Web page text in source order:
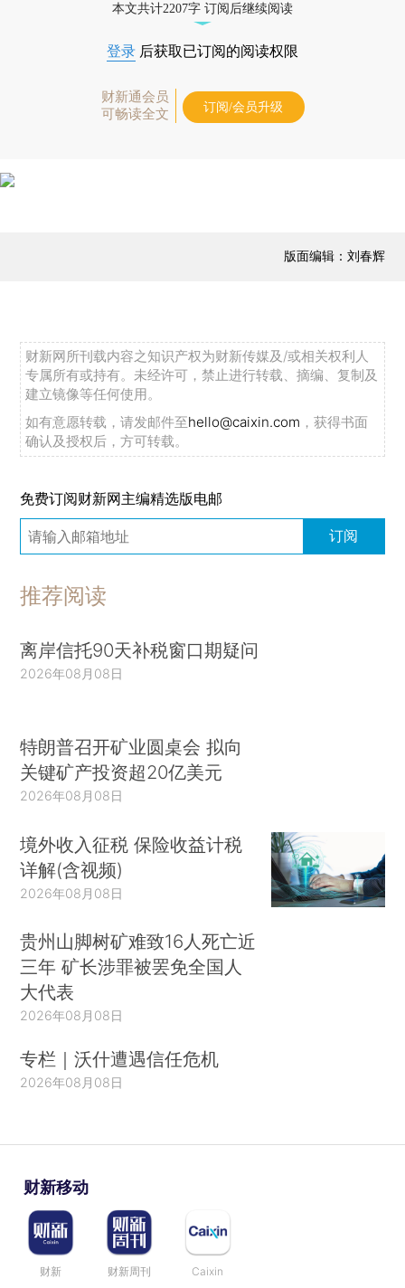
本文共计2207字 订阅后继续阅读
登录 后获取已订阅的阅读权限
财新通会员
可畅读全文
订阅/会员升级
版面编辑：刘春辉
财新网所刊载内容之知识产权为财新传媒及/或相关权利人
专属所有或持有。未经许可，禁止进行转载、摘编、复制及
建立镜像等任何使用。
如有意愿转载，请发邮件至hello@caixin.com ，获得书面
确认及授权后，方可转载。
免费订阅财新网主编精选版电邮
订阅
推荐阅读
离岸信托90天补税窗口期疑问
2026年08月08日
特朗普召开矿业圆桌会 拟向
关键矿产投资超20亿美元
2026年08月08日
境外收入征税 保险收益计税
详解(含视频)
2026年08月08日
贵州山脚树矿难致16人死亡近
三年 矿长涉罪被罢免全国人
大代表
2026年08月08日
专栏｜沃什遭遇信任危机
2026年08月08日
财新移动
财新 财新周刊 Caixin